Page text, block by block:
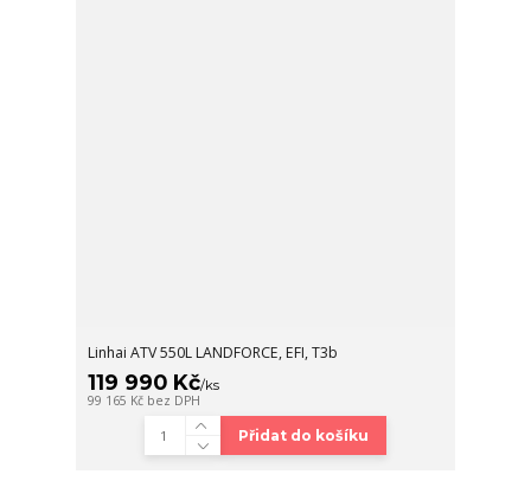
Linhai ATV 550L LANDFORCE, EFI, T3b
119 990 Kč/ks
99 165 Kč bez DPH
Přidat do košíku